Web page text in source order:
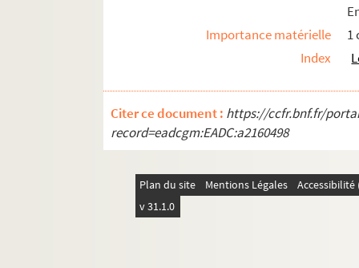
Importance matérielle
1
Index
Citer ce document : https://ccfr.bnf.fr/
record=eadcgm:EADC:a2160498
Plan du site Mentions Légales
v 31.1.0